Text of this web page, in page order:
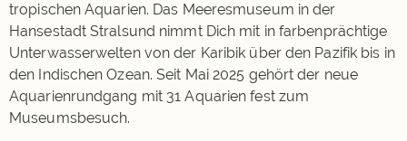
tropischen Aquarien. Das Meeresmuseum in der
Hansestadt Stralsund nimmt Dich mit in farbenprächtige
Unterwasserwelten von der Karibik über den Pazifik bis in
den Indischen Ozean. Seit Mai 2025 gehört der neue
Aquarienrundgang mit 31 Aquarien fest zum
Museumsbesuch.